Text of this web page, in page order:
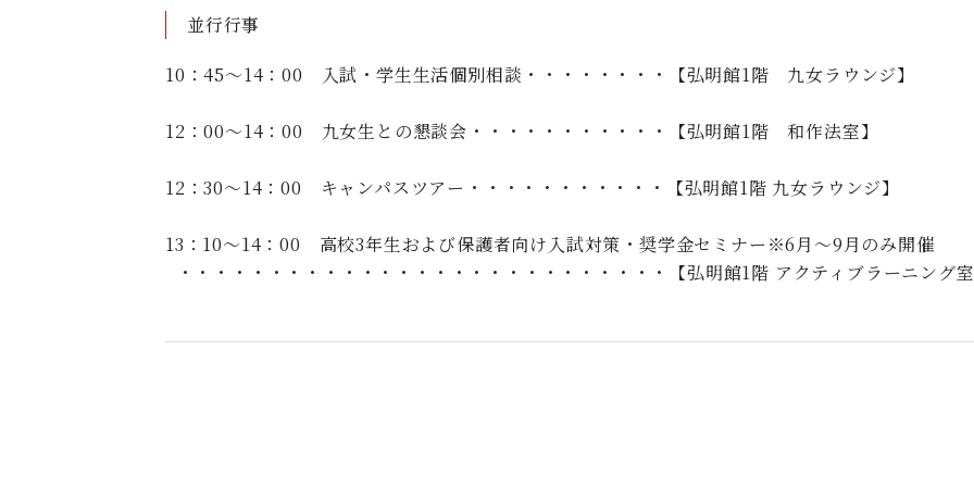
並行行事
10：45～14：00
入試・学生生活個別相談・・・・・・・・【弘明館1階 九女ラウンジ】
12：00～14：00 九女生との懇談会・・・・・・・・・・・【弘明館1階 和作法室】
12：30～14：00 キャンパスツアー・・・・・・・・・・・【弘明館1階 九女ラウンジ】
13：10～14：00 高校3年生および保護者向け入試対策・奨学金セミナー※6月～9月のみ開催
・・・・・・・・・・・・・・・・・・・・・・・・・・・【弘明館1階 アクティブラーニング